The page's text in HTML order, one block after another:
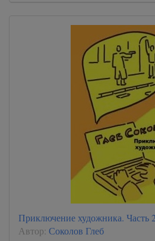
Приключение художника. Часть
Автор: Соколов Глеб